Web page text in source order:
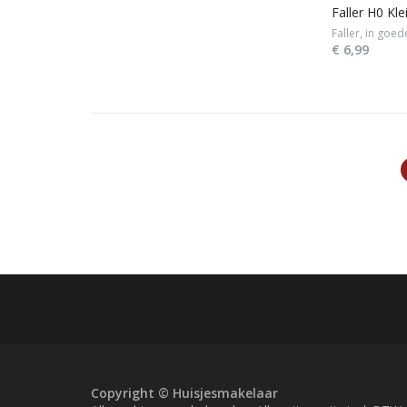
Faller H0
Faller, in
€ 6,99
Copyright © Huisjesmakelaar